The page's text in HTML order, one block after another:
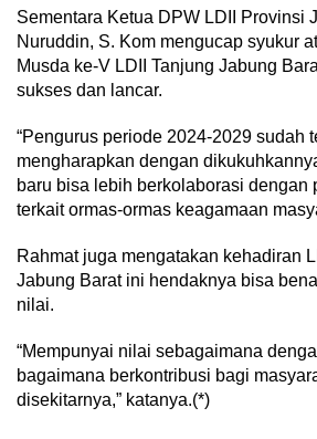
Sementara Ketua DPW LDII Provinsi
Nuruddin, S. Kom mengucap syukur
Musda ke-V LDII Tanjung Jabung
sukses dan lancar.
“Pengurus periode 2024-2029 sudah
mengharapkan dengan
baru bisa lebih berkolaborasi dengan
terkait ormas-ormas keagamaan
Rahmat juga mengatakan kehadiran
Jabung Barat ini hendaknya bisa
nilai.
“Mempunyai nilai sebagaimana
bagaimana berkontribusi bagi
disekitarnya,” katanya.(*)